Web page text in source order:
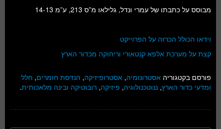
מבוסס על כתבתו של עמרי ונדל, גלילאו מ”ס 213, ע”מ 14-13
וידאו הכולל הכרזה על הפרוייקט
קצת על מערכת אלפא קנטאורי וריחוקה מכדור הארץ
פורסם בקטגוריה אסטרונומיה, אסטרופיזיקה, הנדסת חומרים, חלל
ומדעי כדור הארץ, ננוטכנולוגיה, פיזיקה, רובוטיקה ובינה מלאכותית.